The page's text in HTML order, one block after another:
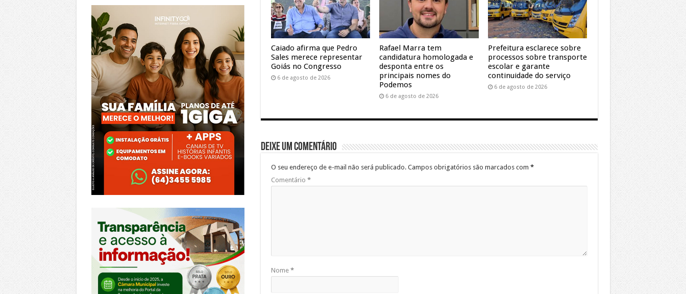
Caiado afirma que Pedro
Sales merece representar
Goiás no Congresso
6 de agosto de 2026
Rafael Marra tem
candidatura homologada e
desponta entre os
principais nomes do
Podemos
6 de agosto de 2026
Prefeitura esclarece sobre
processos sobre transporte
escolar e garante
continuidade do serviço
6 de agosto de 2026
Deixe um comentário
O seu endereço de e-mail não será publicado. Campos obrigatórios são marcados com *
Comentário *
Nome *
https://www.infinitygo.com.br/
https://morrinhos.go.leg.br/